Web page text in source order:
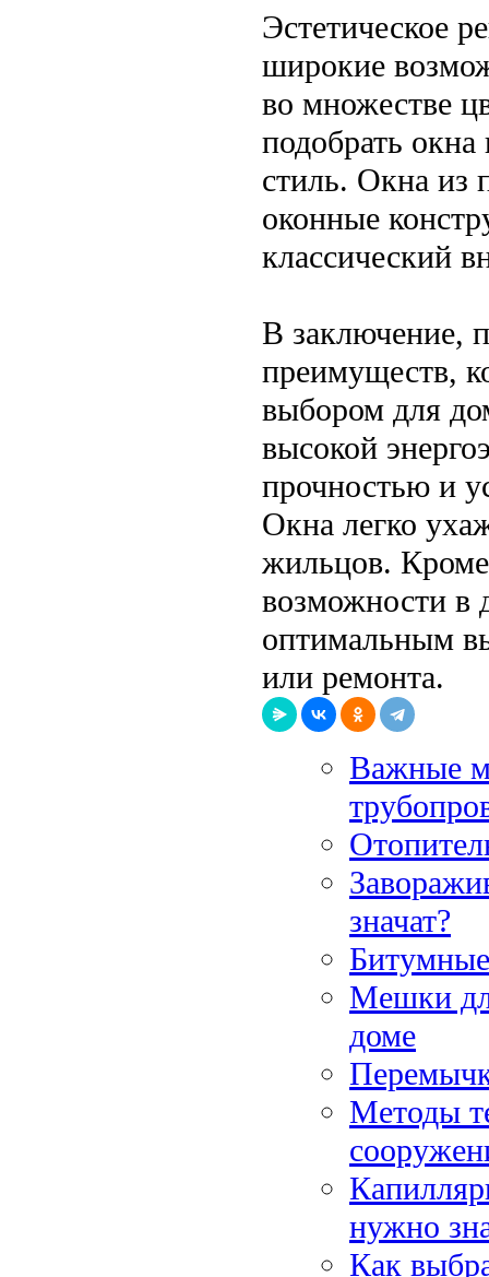
Эстетическое
широкие
во множестве
подобрать
стиль. Окна из
оконные
классический
В заключение,
преимуществ,
выбором для
высокой
прочностью и
Окна легко
жильцов.
возможности в
оптимальным
или ремонта.
Важные
значат?
Мешки
доме
Методы
нужно
Как